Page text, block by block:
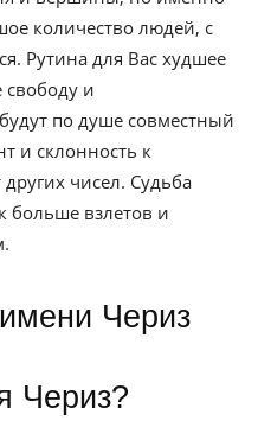
количество людей, с
Рутина для Вас худшее
и
по душе совместный
и склонность к
чисел. Судьба
больше взлетов и
Чериз
Чериз?